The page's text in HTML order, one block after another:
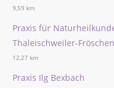
9,59 km
Praxis für
Thaleischweiler-Fröschen
12,27 km
Praxis Ilg Bexbach